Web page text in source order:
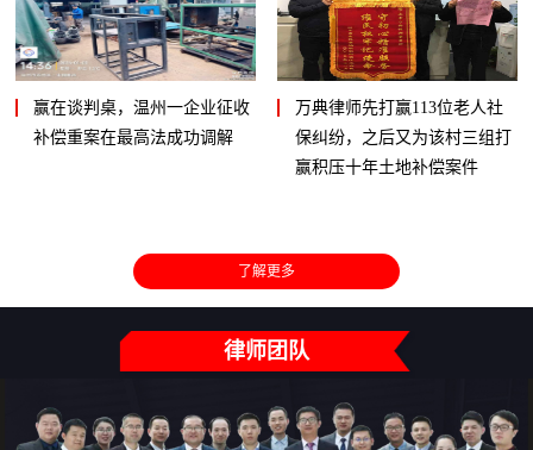
赢在谈判桌，温州一企业征收
补偿重案在最高法成功调解
万典律师先打赢113位老人社
保纠纷，之后又为该村三组打
赢积压十年土地补偿案件
了解更多
律师团队